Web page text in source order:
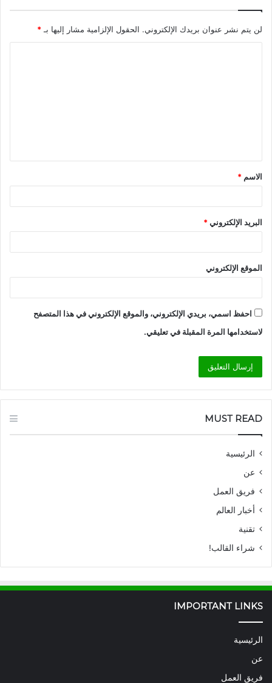
لن يتم نشر عنوان بريدك الإلكتروني. الحقول الإلزامية مشار إليها بـ *
ق
*
الاسم *
البريد الإلكتروني*
الموقع الإلكتروني
احفظ اسمي، بريدي الإلكتروني، والموقع الإلكتروني في هذا المتصفح
لاستخدامها المرة المقبلة في تعليقي.
MUST READ
الرئيسية
عن
فريق العمل
أخبار العالم
تقنية
شراء القالب!
IMPORTANT LINKS
الرئيسية
عن
فريق العمل